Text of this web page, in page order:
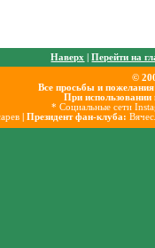
Наверх |Перейти на
©
Все просьбы и
При использовании
* Социальные сети
| Президент фан-клуба: